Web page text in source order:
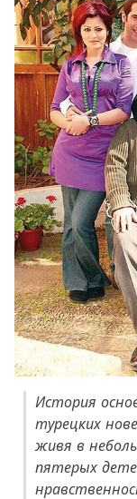
История
турецких
живя в
пятерых